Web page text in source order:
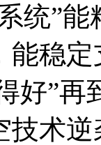
统”
能稳
好”
技术